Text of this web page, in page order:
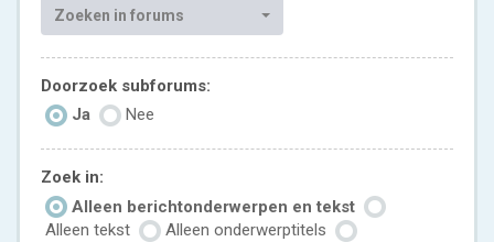
Zoeken in forums
Doorzoek subforums:
Ja
Nee
Zoek in:
Alleen berichtonderwerpen en tekst
Alleen tekst
Alleen onderwerptitels